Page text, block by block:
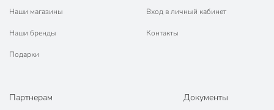
Наши магазины
Наши бренды
Подарки
Вход в личный кабинет
Контакты
Партнерам Документы